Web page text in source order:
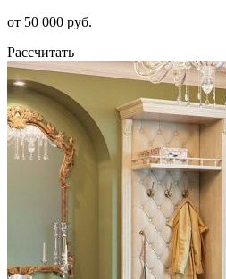
от 50 000 руб.
Рассчитать